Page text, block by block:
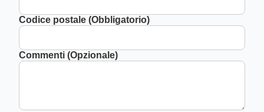
Codice postale (Obbligatorio)
Commenti (Opzionale)